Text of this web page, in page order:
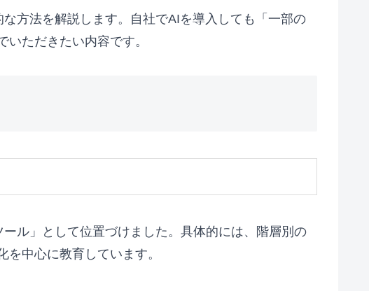
方法を解説します。自社でAIを導入しても「一部の
ただきたい内容です。
ル」として位置づけました。具体的には、階層別の
中心に教育しています。